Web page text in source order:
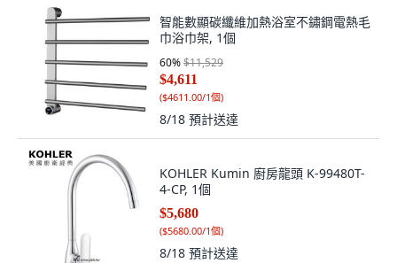
智能數顯碳纖維加熱浴室不鏽鋼電熱毛
巾浴巾架, 1個
60%$11,529
$4,611
($4611.00/1個)
8/18 預計送達
KOHLER Kumin 廚房龍頭 K-99480T-
4-CP, 1個
$5,680
($5680.00/1個)
8/18 預計送達